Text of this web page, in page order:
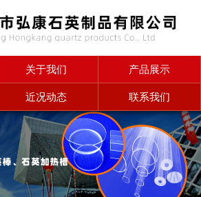
关于我们 产品展示
近况动态 联系我们